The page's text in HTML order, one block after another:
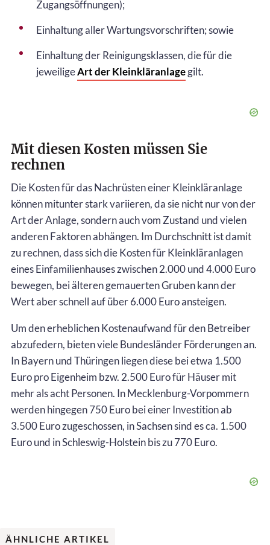
Zugangsöffnungen);
Einhaltung aller Wartungsvorschriften; sowie
Einhaltung der Reinigungsklassen, die für die
jeweiligeArt der Kleinkläranlagegilt.
Mit diesen Kosten müssen Sie
rechnen
Die Kosten für das Nachrüsten einer Kleinkläranlage
können mitunter stark variieren, da sie nicht nur von der
Art der Anlage, sondern auch vom Zustand und vielen
anderen Faktoren abhängen. Im Durchschnitt ist damit
zu rechnen, dass sich die Kosten für Kleinkläranlagen
eines Einfamilienhauses zwischen 2.000 und 4.000 Euro
bewegen, bei älteren gemauerten Gruben kann der
Wert aber schnell auf über 6.000 Euro ansteigen.
Um den erheblichen Kostenaufwand für den Betreiber
abzufedern, bieten viele Bundesländer Förderungen an.
In Bayern und Thüringen liegen diese bei etwa 1.500
Euro pro Eigenheim bzw. 2.500 Euro für Häuser mit
mehr als acht Personen. In Mecklenburg-Vorpommern
werden hingegen 750 Euro bei einer Investition ab
3.500 Euro zugeschossen, in Sachsen sind es ca. 1.500
Euro und in Schleswig-Holstein bis zu 770 Euro.
ÄHNLICHE ARTIKEL